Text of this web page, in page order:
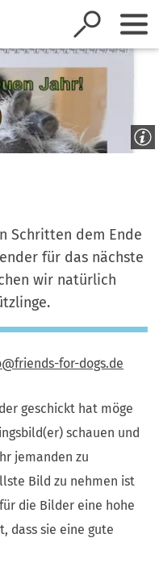
Schritten dem Ende
für das nächste
wir natürlich
friends-for-dogs de
geschickt hat möge
schauen und
jemanden zu
Bild zu nehmen ist
die Bilder eine hohe
dass sie eine gute